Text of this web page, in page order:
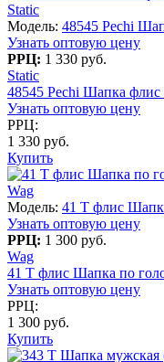
Static
Модель: 48545 Pechi
Узнать оптовую цену
РРЦ: 1 330 руб.
Static
48545 Pechi Шапка флис
Узнать оптовую цену
РРЦ:
1 330 руб.
Купить
Wag
Модель: 41 T флис
Узнать оптовую цену
РРЦ: 1 300 руб.
Wag
41 T флис Шапка по
Узнать оптовую цену
РРЦ:
1 300 руб.
Купить